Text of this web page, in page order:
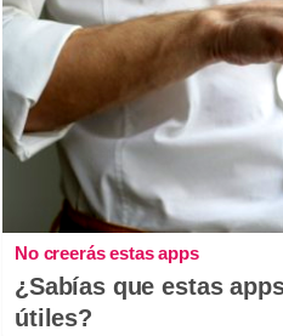
No creerás estas apps
¿Sabías que estas
útiles?